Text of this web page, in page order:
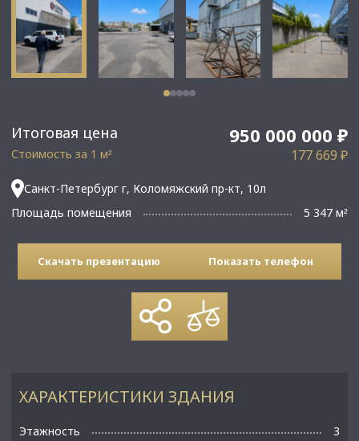
Итоговая цена 950 000 000 ₽
Стоимость за 1 м² 177 669 ₽
Санкт-Петербург г, Коломяжский пр-кт, 10л
Площадь помещения
5 347 м²
Скачать презентацию Показать телефон
ХАРАКТЕРИСТИКИ ЗДАНИЯ
Этажность
3